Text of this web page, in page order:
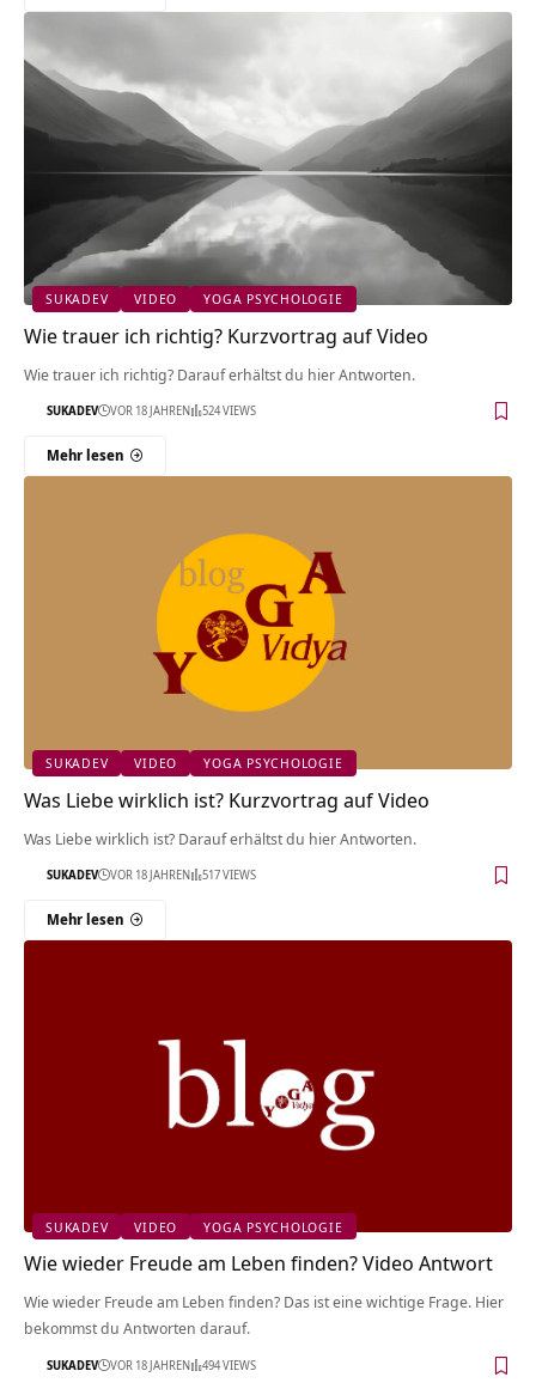
SUKADEV VIDEO YOGA PSYCHOLOGIE
Wie trauer ich richtig? Kurzvortrag auf Video
Wie trauer ich richtig? Darauf erhältst du hier Antworten.
SUKADEV VOR 18 JAHREN 524 VIEWS
Mehr lesen
SUKADEV VIDEO YOGA PSYCHOLOGIE
Was Liebe wirklich ist? Kurzvortrag auf Video
Was Liebe wirklich ist? Darauf erhältst du hier Antworten.
SUKADEV VOR 18 JAHREN 517 VIEWS
Mehr lesen
SUKADEV VIDEO YOGA PSYCHOLOGIE
Wie wieder Freude am Leben finden? Video Antwort
Wie wieder Freude am Leben finden? Das ist eine wichtige Frage. Hier
bekommst du Antworten darauf.
SUKADEV VOR 18 JAHREN 494 VIEWS